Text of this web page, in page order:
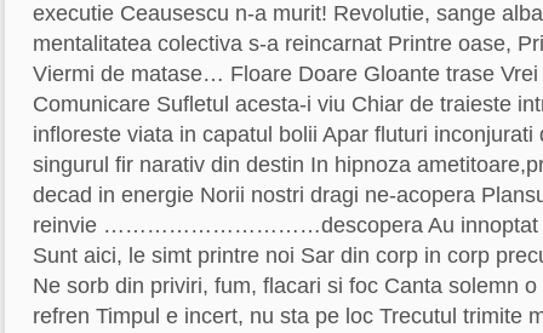
executie Ceausescu n-a murit! Revolutie, sange
mentalitatea colectiva s-a reincarnat Printre oase,
Viermi de matase… Floare Doare Gloante trase
Comunicare Sufletul acesta-i viu Chiar de traieste
infloreste viata in capatul bolii Apar fluturi inconjurati
singurul fir narativ din destin In hipnoza
decad in energie Norii nostri dragi ne-acopera
reinvie …………………………descopera Au innoptat
Sunt aici, le simt printre noi Sar din corp in corp
Ne sorb din priviri, fum, flacari si foc Canta solemn
refren Timpul e incert, nu sta pe loc Trecutul trimite